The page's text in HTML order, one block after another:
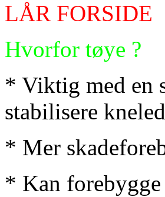
LÅR FORSIDE
Hvorfor tøye ?
* Viktig med en
stabilisere
* Mer
* Kan